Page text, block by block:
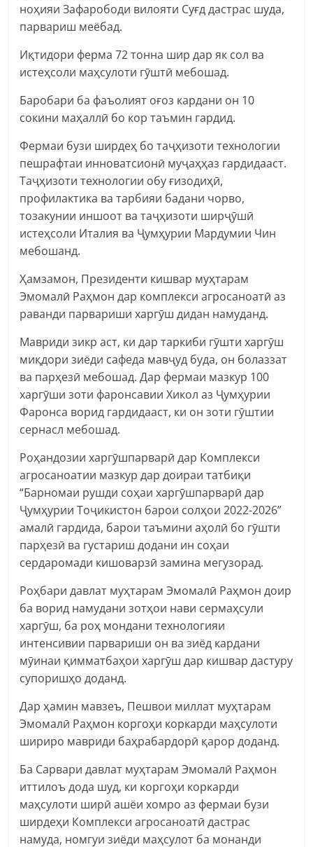
ноҳияи Зафарободи вилояти Суғд дастрас шуда,
парвариш меёбад.
Иқтидори ферма 72 тонна шир дар як сол ва
истеҳсоли маҳсулоти гӯштӣ мебошад.
Баробари ба фаъолият оғоз кардани он 10
сокини маҳаллӣ бо кор таъмин гардид.
Фермаи бузи ширдеҳ бо таҷҳизоти технологии
пешрафтаи инноватсионӣ муҷаҳҳаз гардидааст.
Таҷҳизоти технологии обу ғизодиҳӣ,
профилактика ва тарбияи бадани чорво,
тозакунии иншоот ва таҷҳизоти ширҷӯшӣ
истеҳсоли Италия ва Ҷумҳурии Мардумии Чин
мебошанд.
Ҳамзамон, Президенти кишвар муҳтарам
Эмомалӣ Раҳмон дар комплекси агросаноатӣ аз
раванди парвариши харгӯш дидан намуданд.
Мавриди зикр аст, ки дар таркиби гӯшти харгӯш
миқдори зиёди сафеда мавҷуд буда, он болаззат
ва парҳезӣ мебошад. Дар фермаи мазкур 100
харгӯши зоти фаронсавии Хикол аз Ҷумҳурии
Фаронса ворид гардидааст, ки он зоти гӯштии
сернасл мебошад.
Роҳандозии харгӯшпарварӣ дар Комплекси
агросаноатии мазкур дар доираи татбиқи
“Барномаи рушди соҳаи харгӯшпарварӣ дар
Ҷумҳурии Тоҷикистон барои солҳои 2022-2026”
амалӣ гардида, барои таъмини аҳолӣ бо гӯшти
парҳезӣ ва густариш додани ин соҳаи
сердаромади кишоварзӣ замина мегузорад.
Роҳбари давлат муҳтарам Эмомалӣ Раҳмон доир
ба ворид намудани зотҳои нави сермаҳсули
харгӯш, ба роҳ мондани технологияи
интенсивии парвариши он ва зиёд кардани
мӯинаи қимматбаҳои харгӯш дар кишвар дастуру
супоришҳо доданд.
Дар ҳамин мавзеъ, Пешвои миллат муҳтарам
Эмомалӣ Раҳмон коргоҳи коркарди маҳсулоти
шириро мавриди баҳрабардорӣ қарор доданд.
Ба Сарвари давлат муҳтарам Эмомалӣ Раҳмон
иттилоъ дода шуд, ки коргоҳи коркарди
маҳсулоти ширӣ ашёи хомро аз фермаи бузи
ширдеҳи Комплекси агросаноатӣ дастрас
намуда, номгуи зиёди маҳсулот ба монанди